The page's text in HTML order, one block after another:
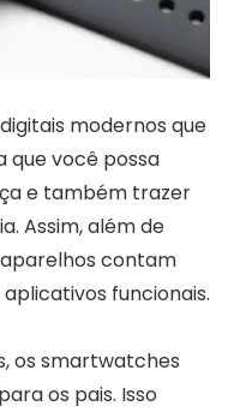
modernos que
que você possa
e também trazer
Assim, além de
contam
funcionais.
os smartwatches
os pais. Isso